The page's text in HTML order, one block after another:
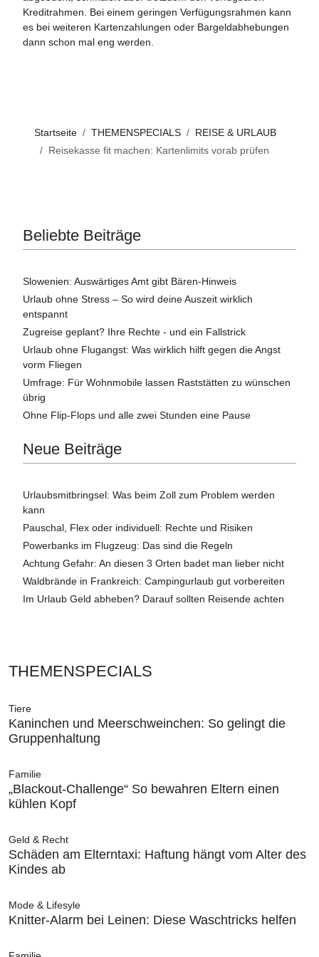
Kreditrahmen. Bei einem geringen Verfügungsrahmen kann
es bei weiteren Kartenzahlungen oder Bargeldabhebungen
dann schon mal eng werden.
Startseite THEMENSPECIALS
REISE & URLAUB
Reisekasse fit machen: Kartenlimits vorab prüfen
Beliebte Beiträge
Slowenien: Auswärtiges Amt gibt Bären-Hinweis
Urlaub ohne Stress – So wird deine Auszeit wirklich
entspannt
Zugreise geplant? Ihre Rechte - und ein Fallstrick
Urlaub ohne Flugangst: Was wirklich hilft gegen die Angst
vorm Fliegen
Umfrage: Für Wohnmobile lassen Raststätten zu wünschen
übrig
Ohne Flip-Flops und alle zwei Stunden eine Pause
Neue Beiträge
Urlaubsmitbringsel: Was beim Zoll zum Problem werden
kann
Pauschal, Flex oder individuell: Rechte und Risiken
Powerbanks im Flugzeug: Das sind die Regeln
Achtung Gefahr: An diesen 3 Orten badet man lieber nicht
Waldbrände in Frankreich: Campingurlaub gut vorbereiten
Im Urlaub Geld abheben? Darauf sollten Reisende achten
THEMENSPECIALS
Tiere
Kaninchen und Meerschweinchen: So gelingt die
Gruppenhaltung
Familie
„Blackout-Challenge“ So bewahren Eltern einen
kühlen Kopf
Geld & Recht
Schäden am Elterntaxi: Haftung hängt vom Alter des
Kindes ab
Mode & Lifesyle
Knitter-Alarm bei Leinen: Diese Waschtricks helfen